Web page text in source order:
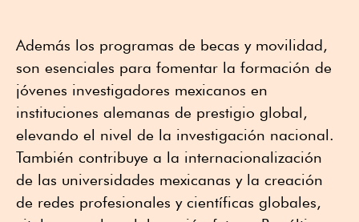
Además los programas de becas y movilidad,
son esenciales para fomentar la formación de
jóvenes investigadores mexicanos en
instituciones alemanas de prestigio global,
elevando el nivel de la investigación nacional.
También contribuye a la internacionalización
de las universidades mexicanas y la creación
de redes profesionales y científicas globales,